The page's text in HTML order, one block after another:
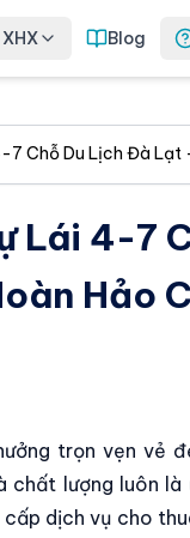
Blog
7 Chỗ Du Lịch Đà
Lái 4-7
Hảo
trọn vẹn vẻ
chất lượng luôn là
cấp dịch vụ cho